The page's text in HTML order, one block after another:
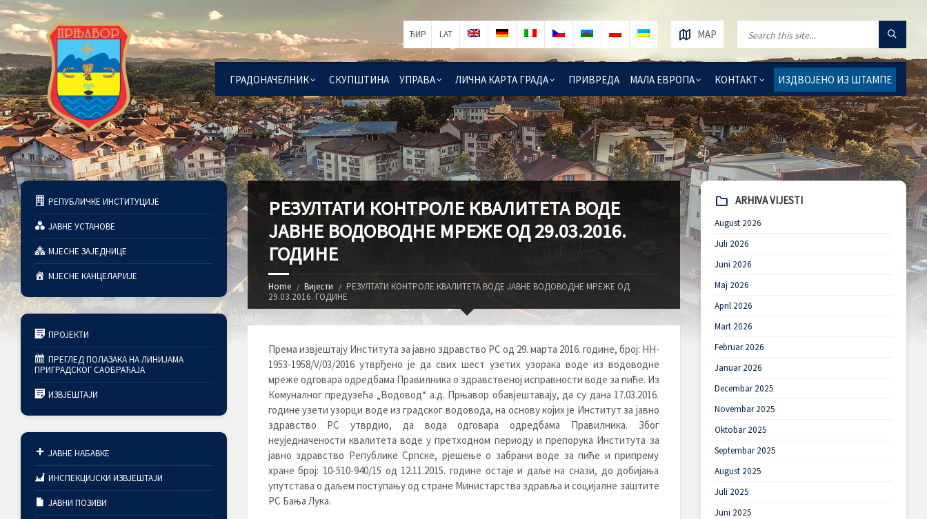
ГРАДОНАЧЕЛНИК СКУПШТИНА УПРАВА ЛИЧНА КАРТА ГРАДА ПРИВРЕДА МАЛА ЕВРОПА КОНТАКТ ИЗДВОЈЕНО ИЗ ШТАМПЕ
MAP
ЋИР LAT
РЕЗУЛТАТИ КОНТРОЛЕ КВАЛИТЕТА ВОДЕ
ЈАВНЕ ВОДОВОДНЕ МРЕЖЕ ОД 29.03.2016.
ГОДИНЕ
Home Вијести
РЕЗУЛТАТИ КОНТРОЛЕ КВАЛИТЕТА ВОДЕ ЈАВНЕ ВОДОВОДНЕ МРЕЖЕ ОД
29.03.2016. ГОДИНЕ
Према извјештају Института за јавно здравство РС од 29. марта 2016. године, број: HH-
1953-1958/V/03/2016 утврђено је да свих шест узетих узорака воде из водоводне
мреже одговара одредбама Правилника о здравственој исправности воде за пиће. Из
Комуналног предузећа „Водовод“ а.д. Прњавор обавјештавају, да су дана 17.03.2016.
године узети узорци воде из градског водовода, на основу којих је Институт за јавно
здравство РС утврдио, да вода одговара одредбама Правилника. Због
неуједначености квалитета воде у претходном периоду и препорука Института за
јавно здравство Републике Српске, рјешење о забрани воде за пиће и припрему
хране број: 10-510-940/15 од 12.11.2015. године остаје и даље на снази, до добијања
упутстава о даљем поступању од стране Mинистарства здравља и социјалне заштите
РС Бања Лука.
РЕПУБЛИЧКЕ ИНСТИТУЦИЈЕ
ЈАВНЕ УСТАНОВЕ
МЈЕСНЕ ЗАЈЕДНИЦЕ
МЈЕСНЕ КАНЦЕЛАРИЈЕ
ПРОЈЕКТИ
ПРЕГЛЕД ПОЛАЗАКА НА ЛИНИЈАМА
ПРИГРАДСКОГ САОБРАЋАЈА
ИЗВЈЕШТАЈИ
ЈАВНЕ НАБАВКЕ
ИНСПЕКЦИЈСКИ ИЗВЈЕШТАЈИ
ЈАВНИ ПОЗИВИ
ARHIVA VIJESTI
August 2026
Juli 2026
Juni 2026
Maj 2026
April 2026
Mart 2026
Februar 2026
Januar 2026
Decembar 2025
Novembar 2025
Oktobar 2025
Septembar 2025
August 2025
Juli 2025
Juni 2025